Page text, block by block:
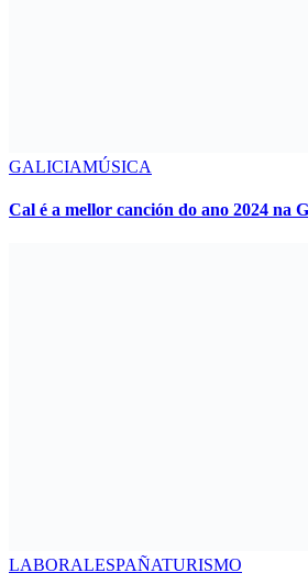
GALICIAMÚSICA
Cal é a mellor canción do ano 2024 na
LABORALESPAÑATURISMO